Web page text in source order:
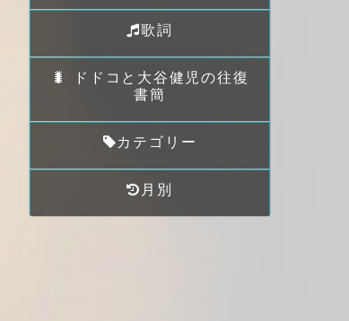
歌詞
🐛 ドドコと大谷健児の往復
書簡
カテゴリー
月別